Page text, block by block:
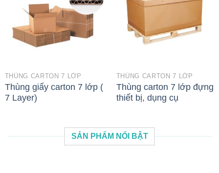
THÙNG CARTON 7 LỚP
Thùng giấy carton 7 lớp (
7 Layer)
THÙNG CARTON 7 LỚP
Thùng carton 7 lớp đựng
thiết bị, dụng cụ
SẢN PHẨM NỔI BẬT